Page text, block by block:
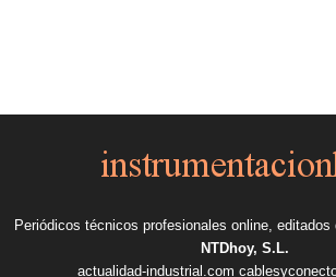
Periódicos técnicos profesionales online, editados
NTDhoy, S.L.
actualidad-industrial.com